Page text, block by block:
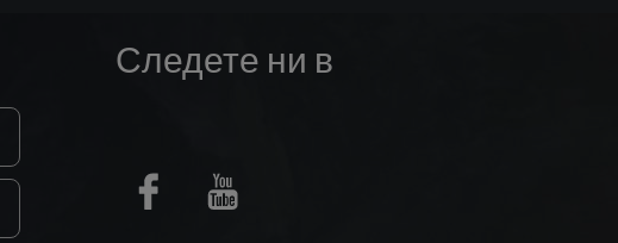
Следете ни в
FacebookYoutube